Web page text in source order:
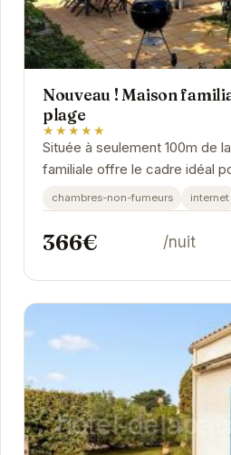
Nouveau ! Maison
plage
★★★★★
Située à seulement 100m de
familiale offre le cadre idéal
réussies à Saint-Trojan-les-
chambres-non-fumeurs internet
366€ /nuit